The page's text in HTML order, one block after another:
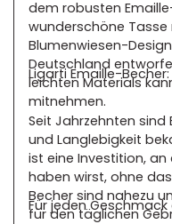
dem robusten
wunderschöne
Blumenwiesen-
Deutschland
leichten Materials
mitnehmen.
Ligarti Emaille-
Seit Jahrzehnten
und Langlebigkeit
ist eine Investition, an
haben wirst, ohne
Becher sind nahezu
für den täglichen
Für jeden